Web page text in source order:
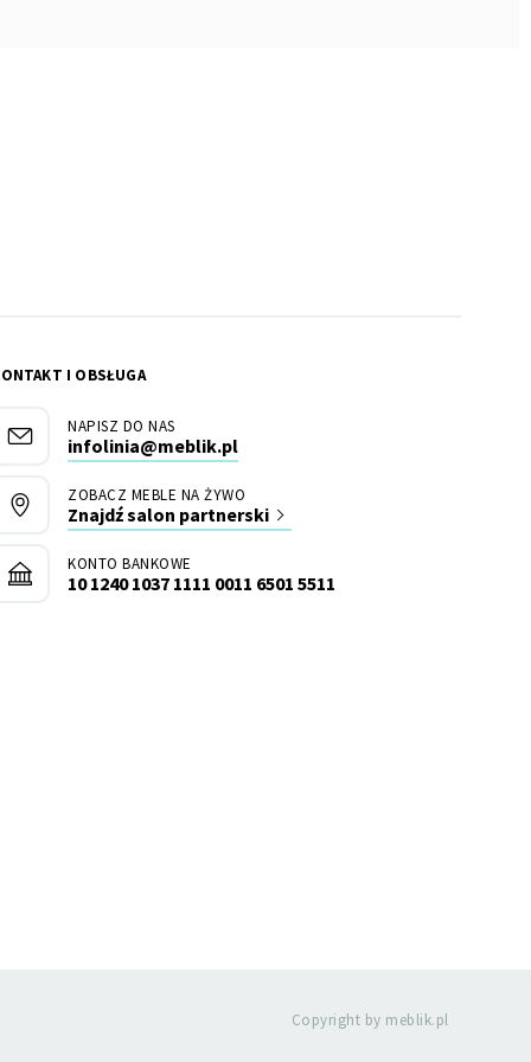
I OBSŁUGA
NAPISZ DO NAS
infolinia@meblik.pl
ZOBACZ MEBLE NA ŻYWO
Znajdź salon partnerski
KONTO BANKOWE
10 1240 1037 1111 0011 6501 5511
Copyright by meblik.pl